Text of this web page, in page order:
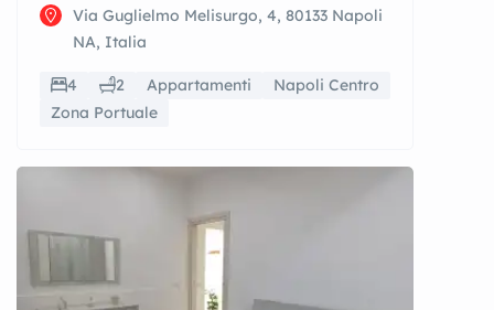
Via Guglielmo Melisurgo, 4, 80133 Napoli
NA, Italia
4 2 Appartamenti
Napoli Centro
Zona Portuale